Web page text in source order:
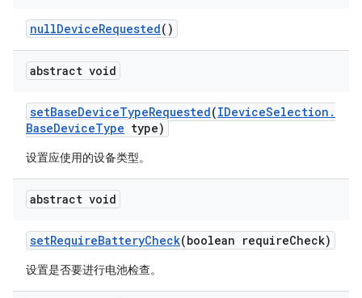
nullDeviceRequested()
abstract void
setBaseDeviceTypeRequested(IDeviceSelection .
BaseDeviceType type)
设置应使用的设备类型。
abstract void
setRequireBatteryCheck(boolean requireCheck)
设置是否要进行电池检查。